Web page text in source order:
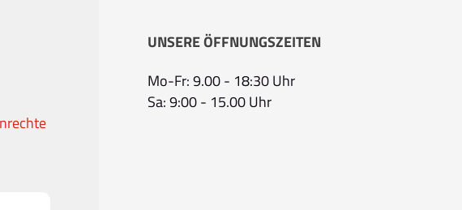
UNSERE ÖFFNUNGSZEITEN
Mo-Fr: 9.00 - 18:30 Uhr
Sa: 9:00 - 15.00 Uhr